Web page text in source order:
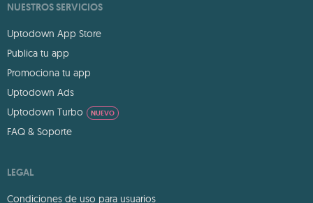
NUESTROS SERVICIOS
Uptodown App Store
Publica tu app
Promociona tu app
Uptodown Ads
Uptodown Turbo
NUEVO
FAQ & Soporte
LEGAL
Condiciones de uso para usuarios